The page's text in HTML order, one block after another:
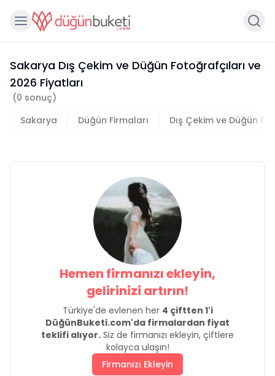
Sakarya Dış Çekim ve Düğün Fotoğrafçıları ve
2026 Fiyatları
(0 sonuç)
Sakarya
Düğün Firmaları Dış Çekim ve Düğün
Hemen firmanızı ekleyin,
gelirinizi artırın!
Türkiye'de evlenen her 4 çiftten 1'i
DüğünBuketi.com'da firmalardan fiyat
teklifi alıyor. Siz de firmanızı ekleyin, çiftlere
kolayca ulaşın!
Firmanızı Ekleyin